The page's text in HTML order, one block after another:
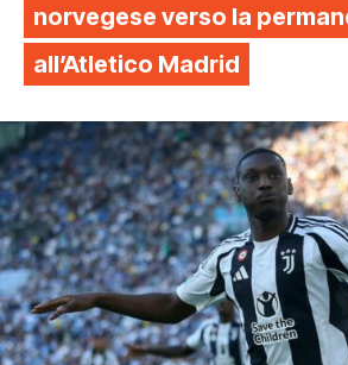
norvegese verso la
all’Atletico Madrid